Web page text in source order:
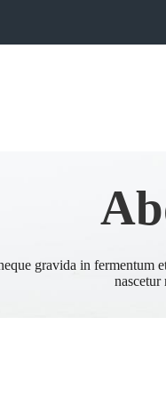
gravida in fermentum
nascetur